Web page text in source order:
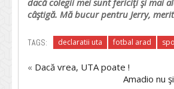
dacă colegii mei sunt fericiţi şi mai
câştigă. Mă bucur pentru Jerry,
TAGS: declaratii uta fotbal arad
« Dacă vrea, UTA poate !
Amadio nu